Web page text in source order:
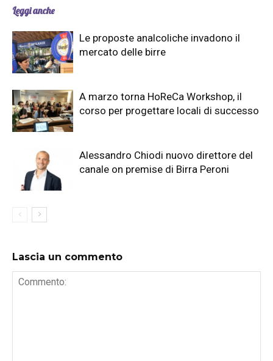
Leggi anche
Le proposte analcoliche invadono il
mercato delle birre
A marzo torna HoReCa Workshop, il
corso per progettare locali di successo
Alessandro Chiodi nuovo direttore del
canale on premise di Birra Peroni
Lascia un commento